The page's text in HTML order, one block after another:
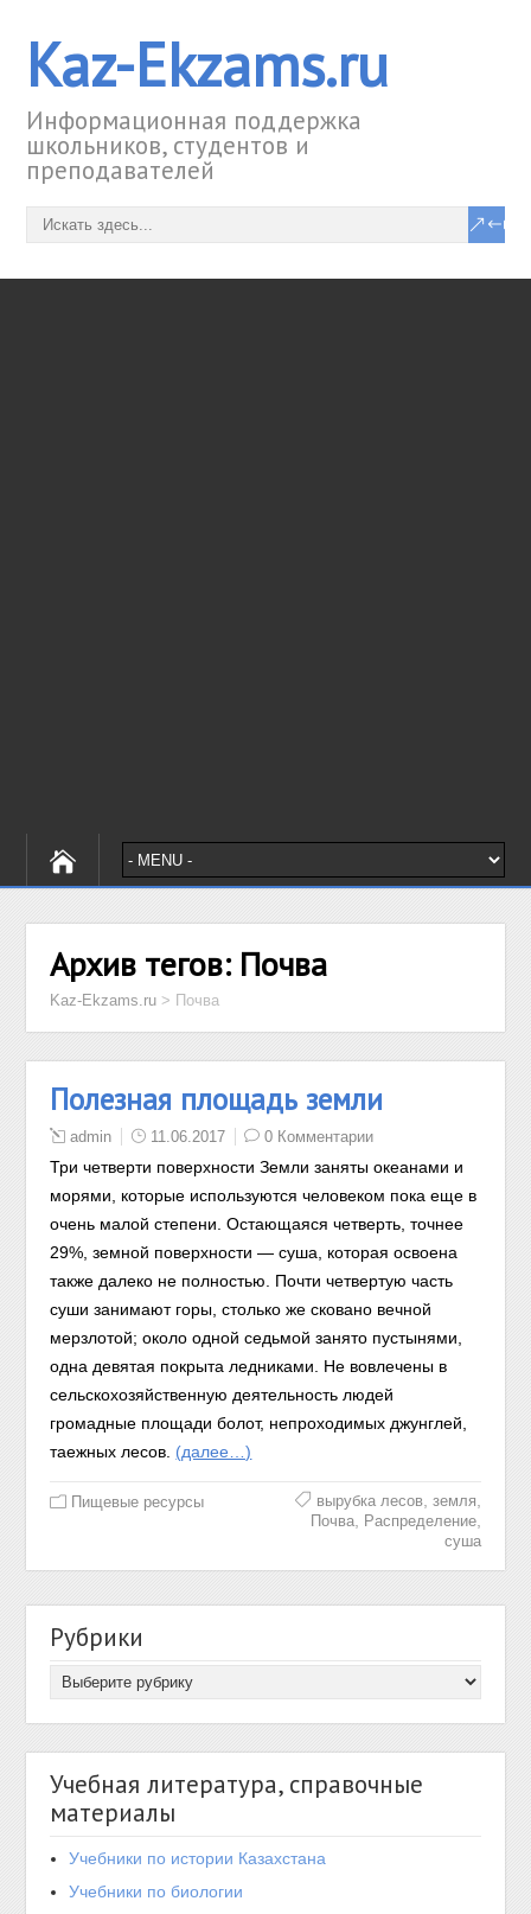
Kaz-Ekzams.ru
Информационная поддержка
школьников, студентов и
преподавателей
Архив тегов: Почва
Kaz-Ekzams.ru > Почва
Полезная площадь земли
admin 11.06.2017 0 Комментарии
Три четверти поверхности Земли заняты океанами и
морями, которые используются человеком пока еще в
очень малой степени. Остающаяся четверть, точнее
29%, земной поверхности — суша, которая освоена
также далеко не полностью. Почти четвертую часть
суши занимают горы, столько же сковано вечной
мерзлотой; около одной седьмой занято пустынями,
одна девятая покрыта ледниками. Не вовлечены в
сельскохозяйственную деятельность людей
громадные площади болот, непроходимых джунглей,
таежных лесов. (далее…)
Пищевые ресурсы вырубка лесов, земля
Почва, Распределение,
суша
Рубрики
Учебная литература, справочные
материалы
Учебники по истории Казахстана
Учебники по биологии